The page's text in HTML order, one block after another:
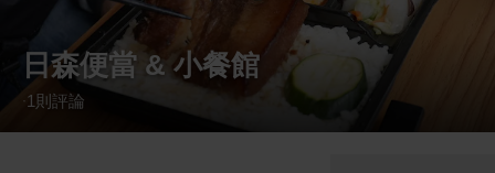
日森便當 & 小餐館
·1 則評論